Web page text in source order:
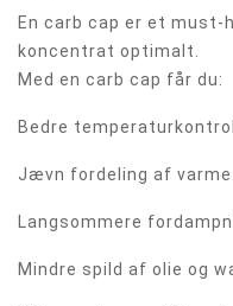
En carb cap er et must-
koncentrat optimalt.
Med en carb cap får du:
Bedre temperaturkontrol
Jævn fordeling af varme
Langsommere
Mindre spild af olie og